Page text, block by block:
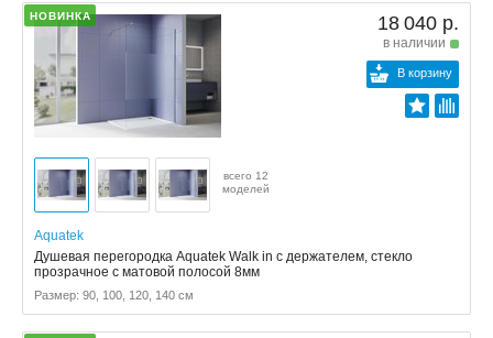
НОВИНКА 18 040 р.
в наличии
В корзину
всего 12
моделей
Aquatek
Душевая перегородка Aquatek Walk in с держателем, стекло
прозрачное с матовой полосой 8мм
Размер: 90, 100, 120, 140 см